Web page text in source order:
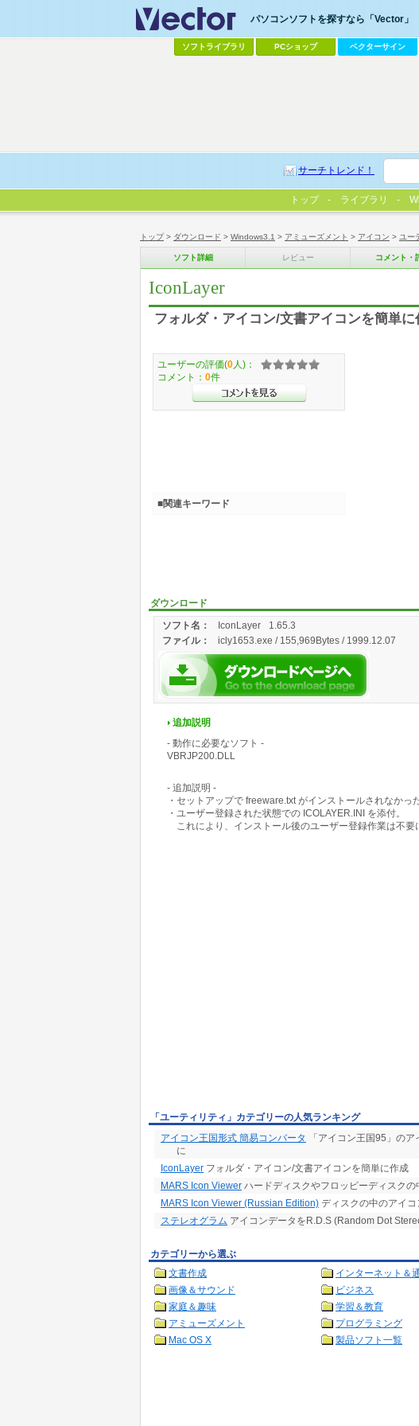
トップ> ダウンロード > Windows3.1 > アミューズメント > アイコン > ユー
ソフト詳細 レビュー コメント・
IconLayer
フォルダ・アイコン/文書アイコンを簡単に
ダウンロード
ソフト名：
IconLayer 1.65.3
ファイル： icly1653.exe / 155,969Bytes / 1999.12.07
追加説明
- 動作に必要なソフト -
VBRJP200.DLL
- 追加説明 -
・セットアップで freeware.txt がインストールされなかっ
・ユーザー登録された状態での ICOLAYER.INI を添付。
これにより、インストール後のユーザー登録作業は不要
ユーザーの評価(0 人)：
コメント： 0件
■関連キーワード
「ユーティリティ」カテゴリーの人気ランキング
アイコン王国形式 簡易コンバータ
「アイコン王国95」の
に
IconLayer フォルダ・アイコン/文書アイコンを簡単に作成
MARS Icon Viewer ハードディスクやフロッピーディスク
MARS Icon Viewer (Russian Edition) ディスクの中のアイ
ステレオグラム アイコンデータをR.D.S (Random Dot
カテゴリーから選ぶ
文書作成
インターネット＆
画像＆サウンド
ビジネス
家庭＆趣味
学習＆教育
アミューズメント
プログラミング
Mac OS X
製品ソフト一覧
パソコンソフトを探すなら「Vector」
ソフトライブラリ PCショップ ベクターサイン
サーチトレンド！
トップ ライブラリ